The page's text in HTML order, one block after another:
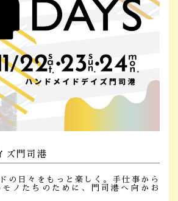
ズ門司港
の日々をもっと楽しく。手仕事から
ノたちのために、門司港へ向かお